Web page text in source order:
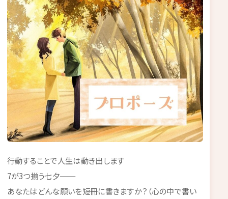
行動することで人生は動き出します
7が3つ揃う七夕──
あなたはどんな願いを短冊に書きますか？（心の中で書い